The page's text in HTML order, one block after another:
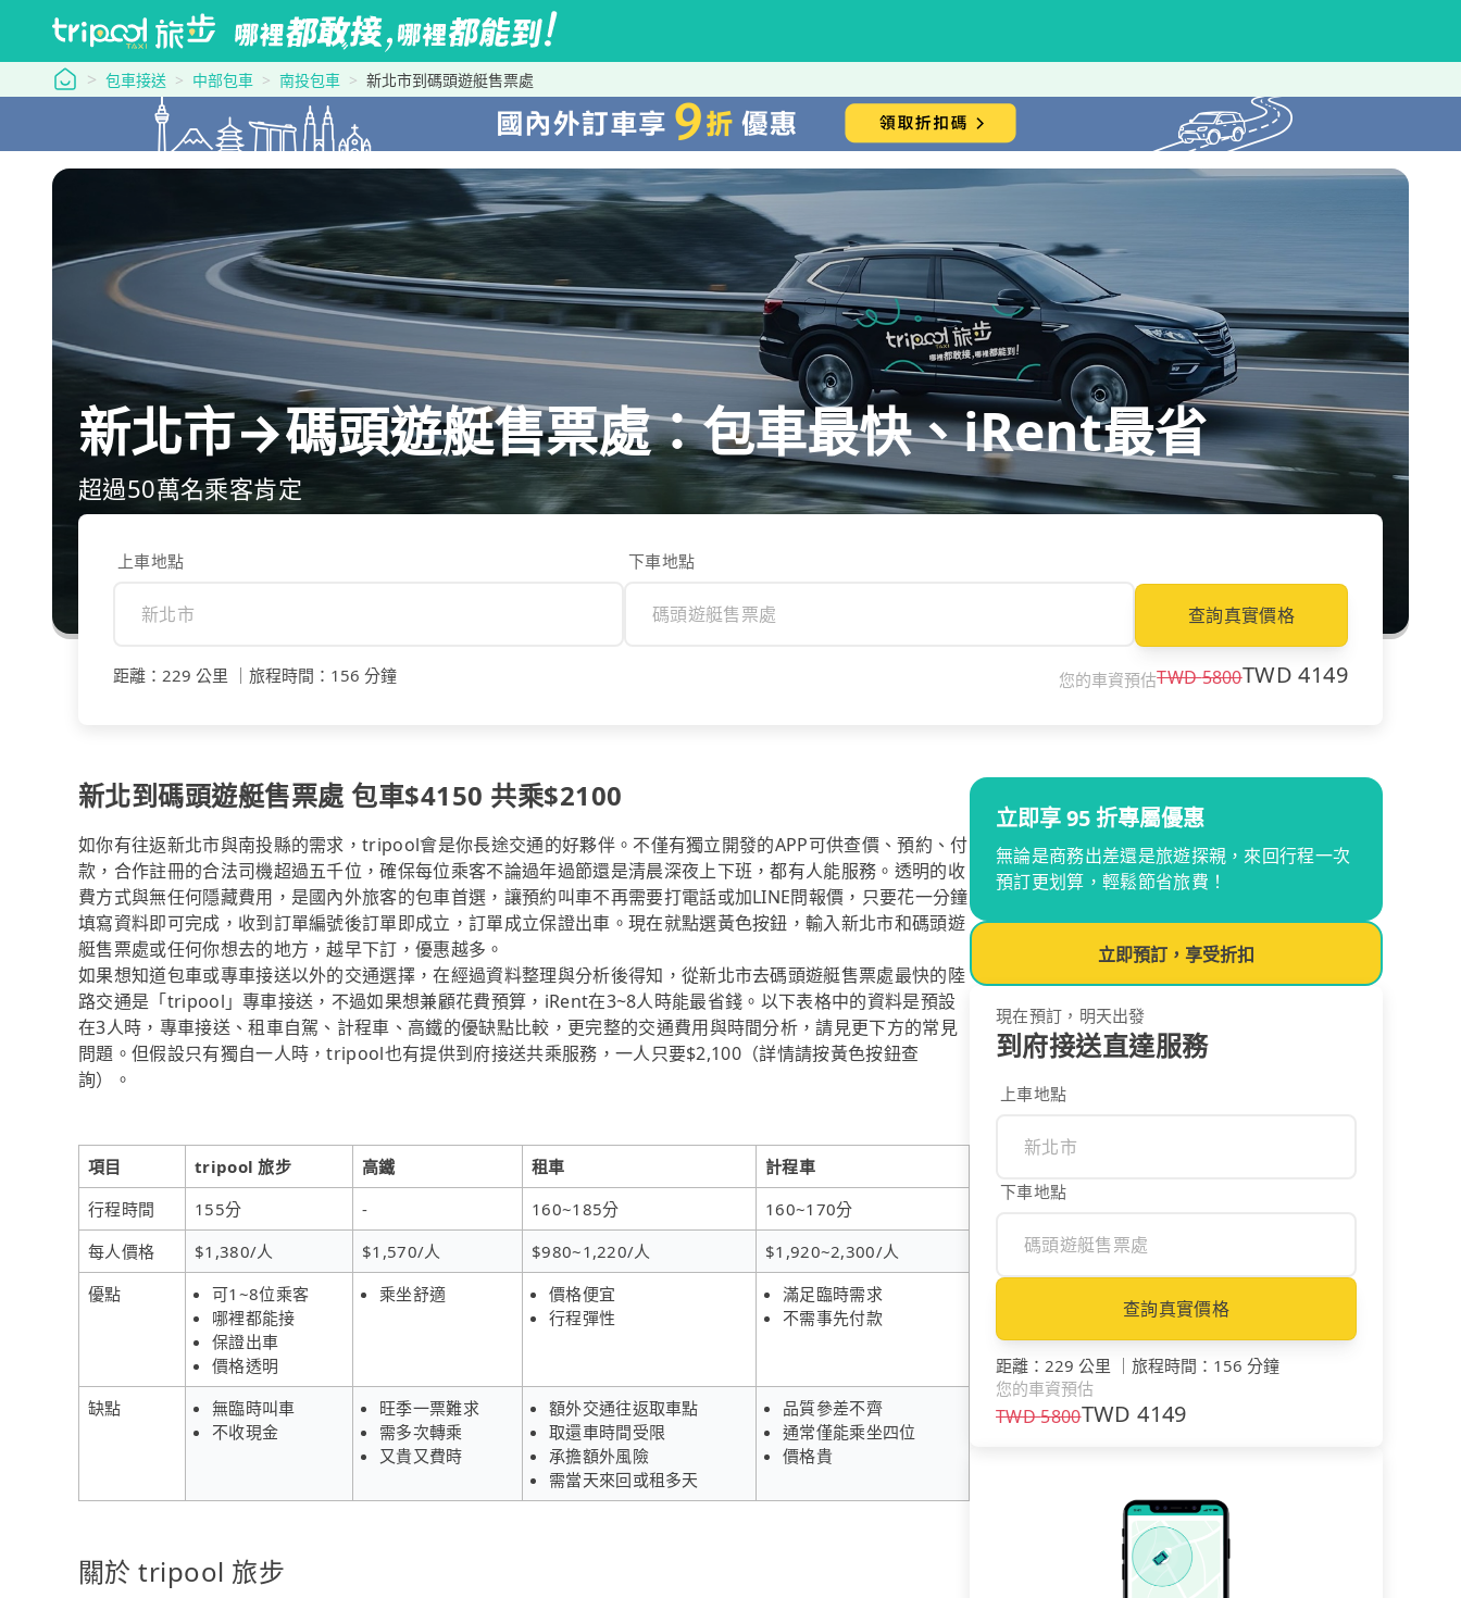
tripool 旅步
包車接送 中部包車 南投包車 新北市到碼頭遊艇售票處
新北市→碼頭遊艇售票處：包車最快、iRent最省
超過50萬名乘客肯定
上車地點 下車地點
查詢真實價格
距離 ： 229 公里 旅程時間 ： 156 分鐘 您的車資預估TWD5800TWD4149
新北到碼頭遊艇售票處 包車$4150 共乘$2100
如你有往返新北市與南投縣的需求，tripool會是你長途交通的好夥伴。不僅有獨立開發的APP可供查價、預約、付
款，合作註冊的合法司機超過五千位，確保每位乘客不論過年過節還是清晨深夜上下班，都有人能服務。透明的收
費方式與無任何隱藏費用，是國內外旅客的包車首選，讓預約叫車不再需要打電話或加LINE問報價，只要花一分鐘
填寫資料即可完成，收到訂單編號後訂單即成立，訂單成立保證出車。現在就點選黃色按鈕，輸入新北市和碼頭遊
艇售票處或任何你想去的地方，越早下訂，優惠越多。
如果想知道包車或專車接送以外的交通選擇，在經過資料整理與分析後得知，從新北市去碼頭遊艇售票處最快的陸
路交通是「tripool」專車接送，不過如果想兼顧花費預算，iRent在3~8人時能最省錢。以下表格中的資料是預設
在3人時，專車接送、租車自駕、計程車、高鐵的優缺點比較，更完整的交通費用與時間分析，請見更下方的常見
問題。但假設只有獨自一人時，tripool也有提供到府接送共乘服務，一人只要$2,100（詳情請按黃色按鈕查
詢）。
項目 tripool 旅步 高鐵 租車
計程車
行程時間
155分 - 160~185分
160~170分
每人價格
$1,380/人 $1,570/人 $980~1,220/人
$1,920~2,300/人
優點
可1~8位乘客
哪裡都能接
保證出車
價格透明
乘坐舒適
價格便宜
行程彈性
滿足臨時需求
不需事先付款
缺點
無臨時叫車
不收現金
旺季一票難求
需多次轉乘
又貴又費時
額外交通往返取車點
取還車時間受限
承擔額外風險
需當天來回或租多天
品質參差不齊
通常僅能乘坐四位
價格貴
關於 tripool 旅步
立即享 95 折專屬優惠
無論是商務出差還是旅遊探親，來回行程一次
預訂更划算，輕鬆節省旅費！
立即預訂，享受折扣
現在預訂，明天出發
到府接送直達服務
上車地點
下車地點
查詢真實價格
距離 ： 229 公里 ｜ 旅程時間 ： 156 分鐘
您的車資預估
TWD5800TWD4149